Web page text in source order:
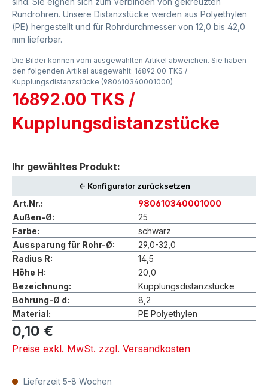
Rundrohren. Unsere Distanzstücke werden aus Polyethylen
(PE) hergestellt und für Rohrdurchmesser von 12,0 bis 42,0
mm lieferbar.
Die Bilder können vom ausgewählten Artikel abweichen. Sie haben
den folgenden Artikel ausgewählt: 16892.00 TKS /
Kupplungsdistanzstücke (980610340001000)
16892.00 TKS /
Kupplungsdistanzstücke
Ihr gewähltes Produkt:
<- Konfigurator zurücksetzen
Art.Nr.:
980610340001000
Außen-Ø:
25
Farbe:
schwarz
Aussparung für Rohr-Ø:
29,0-32,0
Radius R:
14,5
Höhe H:
20,0
Bezeichnung:
Kupplungsdistanzstücke
Bohrung-Ø d:
8,2
Material:
PE Polyethylen
0,10 €
Preise exkl. MwSt. zzgl. Versandkosten
Lieferzeit 5-8 Wochen